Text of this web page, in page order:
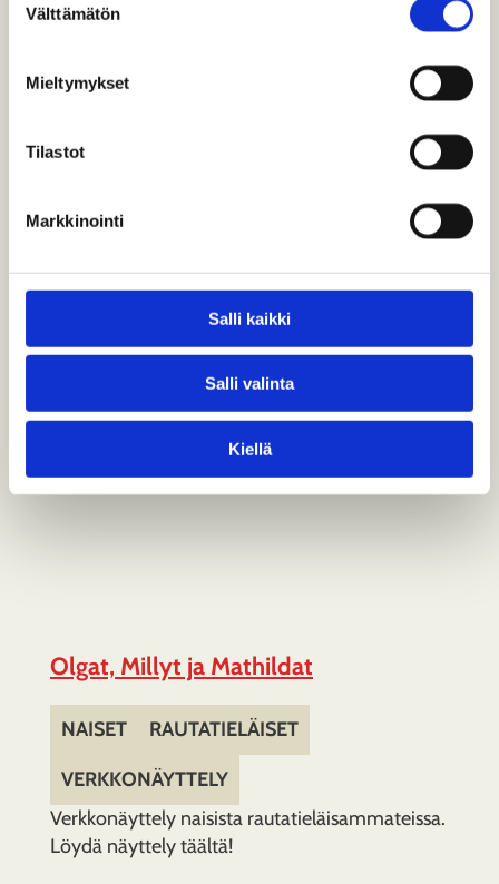
valinta
Välttämätön
Mieltymykset
Tilastot
Markkinointi
Salli kaikki
Salli valinta
Kiellä
VERKKONÄYTTELY
verkossa. Löydä näyttely täältä!
Olgat, Millyt ja Mathildat
NAISET RAUTATIELÄISET
VERKKONÄYTTELY
Verkkonäyttely naisista rautatieläisammateissa.
Löydä näyttely täältä!